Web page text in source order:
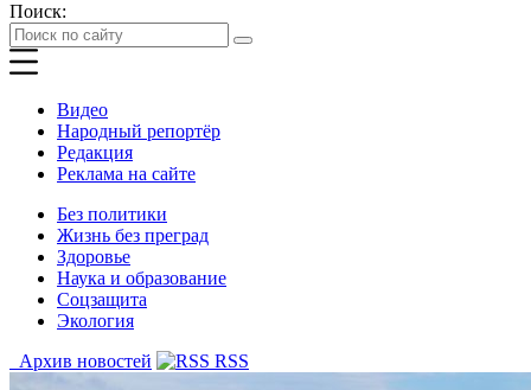
Поиск:
Видео
Народный репортёр
Редакция
Реклама на сайте
Без политики
Жизнь без преград
Здоровье
Наука и образование
Соцзащита
Экология
Архив новостей
RSS